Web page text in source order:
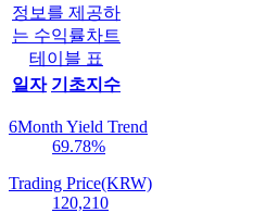
정보를 제공하
는 수익률차트
테이블 표
일자 기초지수
6Month Yield Trend
69.78%
Trading Price(KRW)
120,210